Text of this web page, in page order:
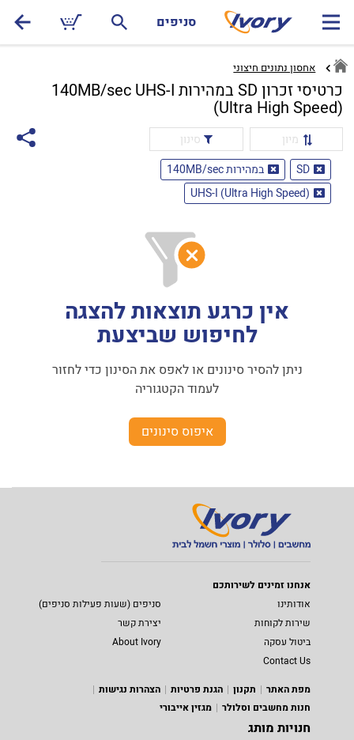
סניפים
אחסון נתונים חיצוני
כרטיסי זכרון SD במהירות 140MB/sec UHS-I
(Ultra High Speed)
מיון
סינון
SD
במהירות 140MB/sec
UHS-I (Ultra High Speed)
אין כרגע תוצאות להצגה
לחיפוש שביצעת
ניתן להסיר סינונים או לאפס את הסינון כדי לחזור
לעמוד הקטגוריה
איפוס סינונים
אנחנו זמינים לשירותכם
אודותינו
סניפים (שעות פעילות סניפים)
שירות לקוחות
יצירת קשר
ביטול עסקה
About Ivory
Contact Us
מפת האתר
תקנון הגנת פרטיות
הצהרות נגישות
חנות מחשבים וסלולר
מגזין אייבורי
חנויות מותג